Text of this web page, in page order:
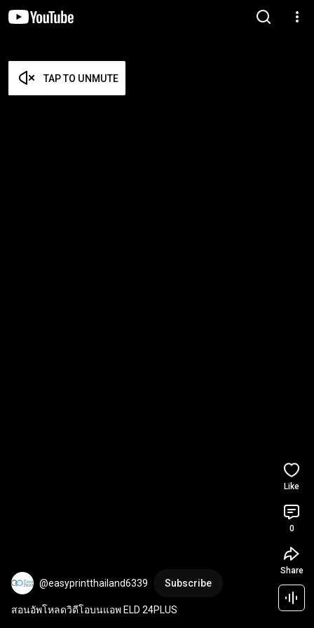
TAP TO UNMUTE
@easyprintthailand6339 Subscribe
สอนอัพโหลดวิดีโอบนแอพ ELD 24PLUS
Like
0
Share